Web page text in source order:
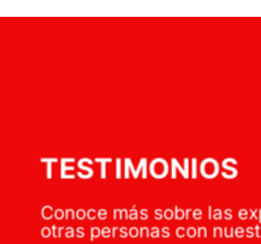
TESTIMONIOS
Conoce más sobre las
otras personas con